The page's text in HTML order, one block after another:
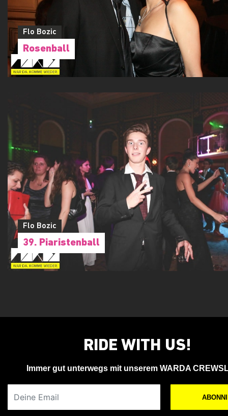
Flo Bozic
Rosenball
Flo Bozic
39. Piaristenball
RIDE WITH US!
Immer gut unterwegs mit unserem WARDA